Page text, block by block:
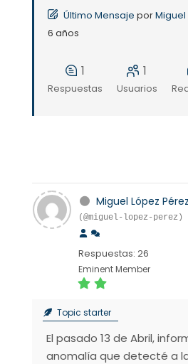
Último Mensaje porMiguel
6 años
1
Respuestas
1
Usuarios
Miguel López Pérez
(@miguel-lopez-perez)
Respuestas: 26
Eminent Member
Topic starter
El pasado 13 de Abril,
anomalía que detecté a